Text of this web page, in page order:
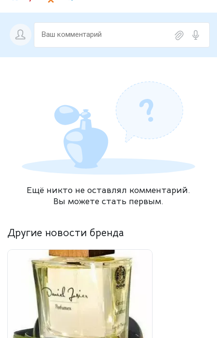
Ещё никто не оставлял комментарий.
Вы можете стать первым.
Другие новости бренда